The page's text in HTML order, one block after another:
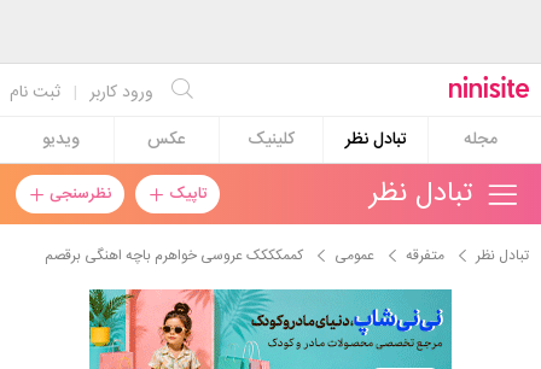
ثبت نام | ورود کاربر
مجله
تبادل نظر کلینیک عکس ویدیو
تاپیک نظرسنجی تبادل نظر
تبادل نظر متفرقه عمومی کممکککک عروسی خواهرم باچه اهنگی برقصم